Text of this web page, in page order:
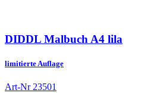
DIDDL Malbuch A4 lila
limitierte Auflage
Art-Nr23501